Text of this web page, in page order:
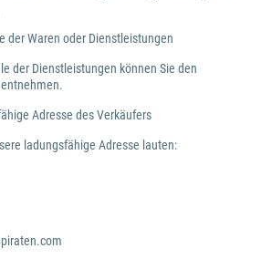
der Waren oder Dienstleistungen
der Dienstleistungen können Sie den
Adresse des Verkäufers
ladungsfähige Adresse lauten: